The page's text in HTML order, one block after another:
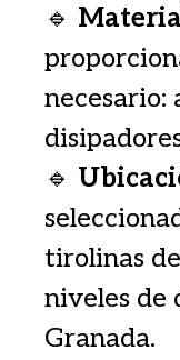
🔹
necesario:
🔹
tirolinas
niveles de
Granada.